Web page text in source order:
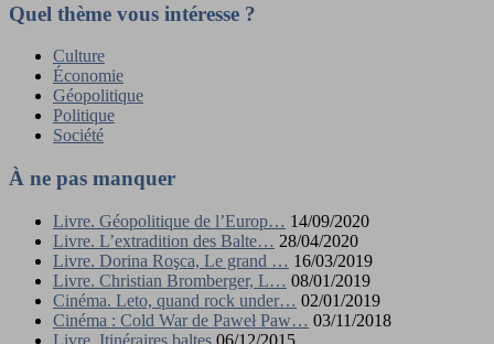
Quel thème vous intéresse ?
Culture
Économie
Géopolitique
Politique
Société
À ne pas manquer
Livre. Géopolitique de l’Europ… 14/09/2020
Livre. L’extradition des Balte… 28/04/2020
Livre. Dorina Roşca, Le grand … 16/03/2019
Livre. Christian Bromberger, L… 08/01/2019
Cinéma. Leto, quand rock under… 02/01/2019
Cinéma : Cold War de Paweł Paw… 03/11/2018
Livre. Itinéraires baltes 06/12/2015